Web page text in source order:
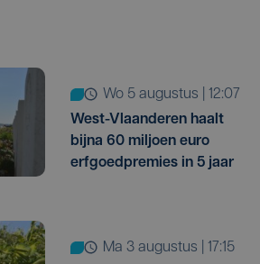
wo 5 augustus | 12:07
West-Vlaanderen haalt
bijna 60 miljoen euro
erfgoedpremies in 5 jaar
ma 3 augustus | 17:15